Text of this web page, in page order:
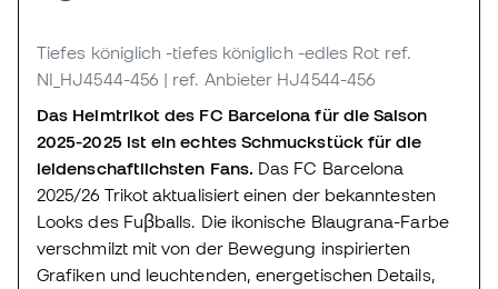
Tiefes königlich -tiefes königlich -edles Rot ref.
NI_HJ4544-456 | ref. Anbieter HJ4544-456
Das Heimtrikot des FC Barcelona für die Saison
2025-2025 ist ein echtes Schmuckstück für die
leidenschaftlichsten Fans. Das FC Barcelona
2025/26 Trikot aktualisiert einen der bekanntesten
Looks des Fuβballs. Die ikonische Blaugrana-Farbe
verschmilzt mit von der Bewegung inspirierten
Grafiken und leuchtenden, energetischen Details,